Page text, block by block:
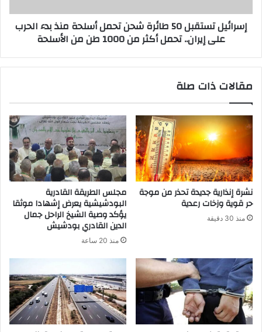
إسرائيل تستقبل 50 طائرة شحن تحمل أسلحة منذ بدء الحرب
على إيران.. تحمل أكثر من 1000 طن من الأسلحة
مقالات ذات صلة
نشرة إنذارية جديدة تحذر من موجة
حر قوية وزخات رعدية
منذ 30 دقيقة
مجلس الطريقة القادرية
البودشيشية يعرض إشهادا موثقا
يؤكد وصية الشيخ الراحل جمال
الدين القادري بودشيش
منذ 20 ساعة